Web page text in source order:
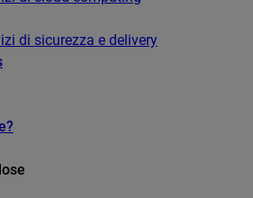
di sicurezza e delivery